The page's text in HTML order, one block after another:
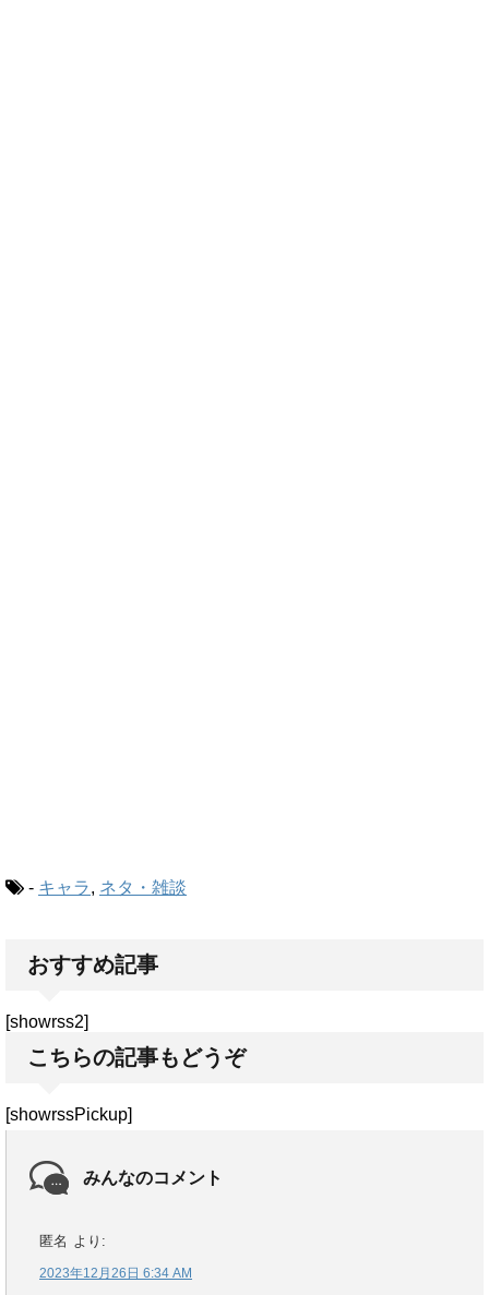
- キャラ, ネタ・雑談
おすすめ記事
[showrss2]
こちらの記事もどうぞ
[showrssPickup]
みんなのコメント
匿名 より:
2023年12月26日 6:34 AM